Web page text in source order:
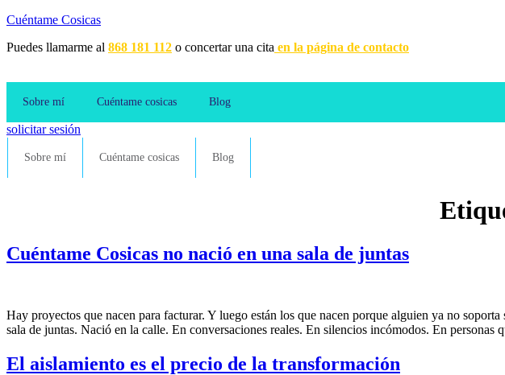
Cuéntame Cosicas
Puedes llamarme al 868 181 112 o concertar una cita en la página de contacto
Sobre mí Cuéntame cosicas Blog
solicitar sesión
Sobre mí Cuéntame cosicas Blog
Cuéntame Cosicas no nació en una sala de juntas
Hay proyectos que nacen para facturar. Y luego están los que nacen porque alguien ya no
sala de juntas. Nació en la calle. En conversaciones reales. En silencios incómodos. En personas
El aislamiento es el precio de la transformación